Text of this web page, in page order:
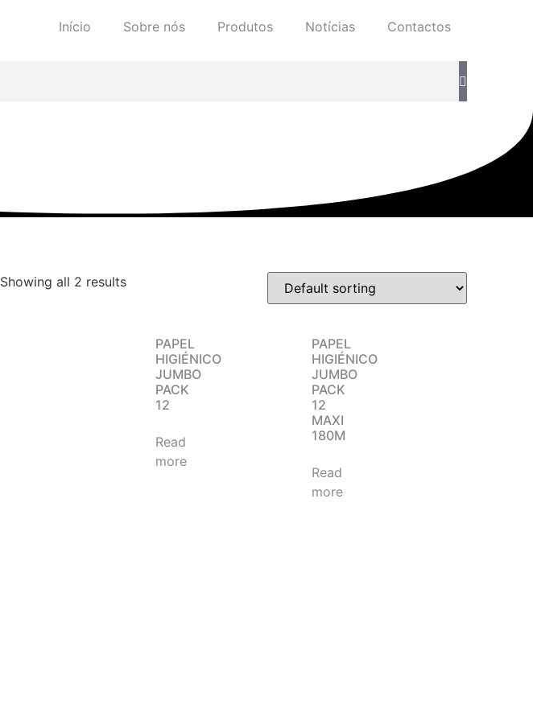
Início Sobre nós Produtos Notícias Contactos
Showing all 2 results
PAPEL
HIGIÉNICO
JUMBO
PACK
12
Read
more
PAPEL
HIGIÉNICO
JUMBO
PACK
12
MAXI
180M
Read
more